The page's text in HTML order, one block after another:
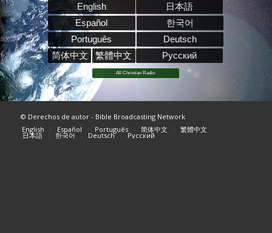
English
Español
Português
简体中文
繁體中文
日本語
한국어
Deutsch
Pусский
All Christian Radio
© Derechos de autor - Bible Broadcasting Network
English
Español Português 简体中文 繁體中文
日本語 한국어 Deutsch Pусский